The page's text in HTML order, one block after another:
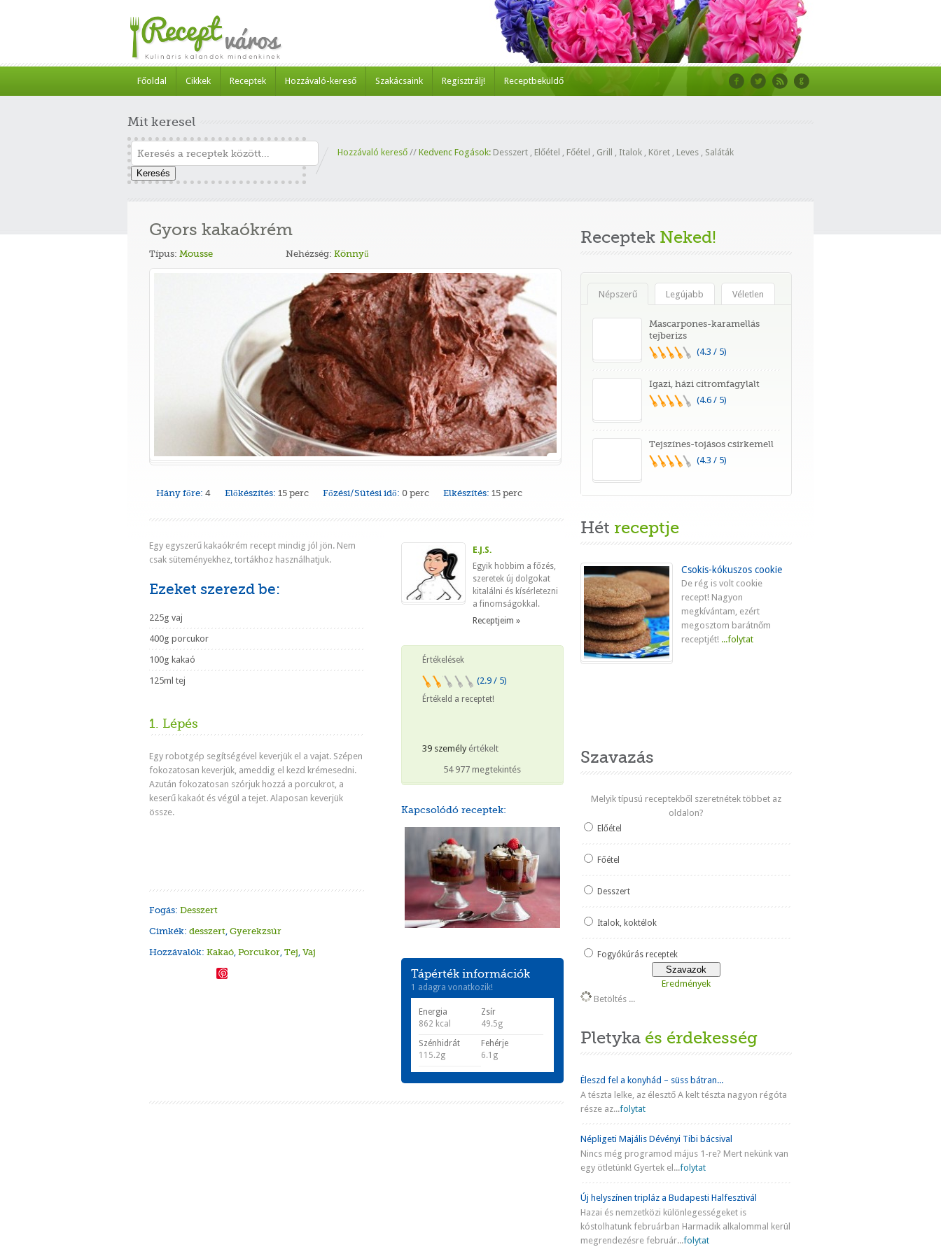
Főoldal Cikkek Receptek Hozzávaló-kereső Szakácsaink Regisztrálj! Receptbeküldő
Mit keresel
Keresés
Hozzávaló kereső // Kedvenc Fogások: Desszert , Előétel , Főétel , Grill , Italok , Köret , Leves , Saláták
Gyors kakaókrém
Típus: Mousse Nehézség: Könnyű
Hány főre: 4 Előkészítés: 15 perc Főzési/Sütési idő: 0 perc Elkészítés: 15 perc
Egy egyszerű kakaókrém recept mindig jól jön. Nem
csak süteményekhez, tortákhoz használhatjuk.
Ezeket szerezd be:
225g vaj
400g porcukor
100g kakaó
125ml tej
1. Lépés
Egy robotgép segítségével keverjük el a vajat. Szépen
fokozatosan keverjük, ameddig el kezd krémesedni.
Azután fokozatosan szórjuk hozzá a porcukrot, a
keserű kakaót és végül a tejet. Alaposan keverjük
össze.
Fogás: Desszert
Cimkék: desszert, Gyerekzsúr
Hozzávalók: Kakaó, Porcukor, Tej, Vaj
E.J.S.
Egyik hobbim a főzés,
szeretek új dolgokat
kitalálni és kísérletezni
a finomságokkal.
Receptjeim »
Értékelések
(2.9 / 5)
Értékeld a receptet!
39 személyértékelt
54 977 megtekintés
Kapcsolódó receptek:
Tápérték információk
1 adagra vonatkozik!
Energia
862 kcal
Zsír
49.5g
Szénhidrát
115.2g
Fehérje
6.1g
Receptek Neked!
Népszerű Legújabb Véletlen
Mascarpones-karamellás
tejberizs
(4.3 / 5)
Igazi, házi citromfagylalt
(4.6 / 5)
Tejszínes-tojásos csirkemell
(4.3 / 5)
Hét receptje
Csokis-kókuszos cookie
De rég is volt cookie
recept! Nagyon
megkívántam, ezért
megosztom barátnőm
receptjét! ...folytat
Szavazás
Melyik típusú receptekből szeretnétek többet az
oldalon?
Előétel
Főétel
Desszert
Italok, koktélok
Fogyókúrás receptek
Eredmények
Betöltés ...
Pletyka és érdekesség
Éleszd fel a konyhád – süss bátran...
A tészta lelke, az élesztő A kelt tészta nagyon régóta
része az...folytat
Népligeti Majális Dévényi Tibi bácsival
Nincs még programod május 1-re? Mert nekünk van
egy ötletünk! Gyertek el...folytat
Új helyszínen tripláz a Budapesti Halfesztivál
Hazai és nemzetközi különlegességeket is
kóstolhatunk februárban Harmadik alkalommal kerül
megrendezésre február...folytat